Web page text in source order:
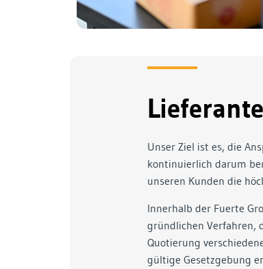
Unser Ziel ist es, die
kontinuierlich darum
unseren Kunden die
Innerhalb der Fuerte
gründlichen Verfahren,
Quotierung
gültige Gesetzgebung